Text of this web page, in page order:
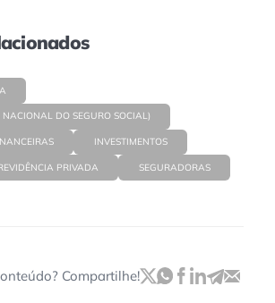
NACIONAL DO SEGURO SOCIAL)
INVESTIMENTOS
PRIVADA SEGURADORAS
Compartilhe!